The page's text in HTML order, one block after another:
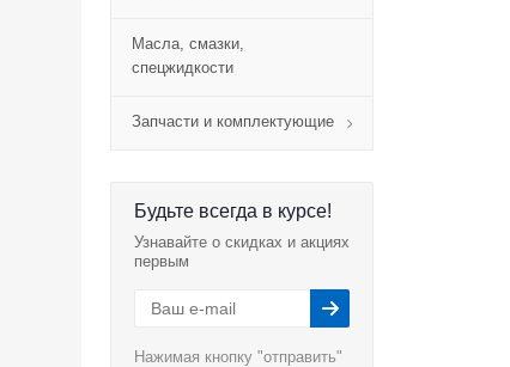
Масла, смазки,
спецжидкости
Запчасти и комплектующие
Будьте всегда в курсе!
Узнавайте о скидках и акциях
первым
Нажимая кнопку "отправить"